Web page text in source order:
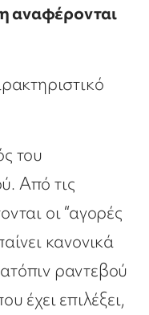
αναφέρονται
του
Από τις
οι “αγορές
κανονικά
ραντεβού
έχει επιλέξει,